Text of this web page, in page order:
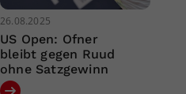
26.08.2025
US Open: Ofner
bleibt gegen Ruud
ohne Satzgewinn